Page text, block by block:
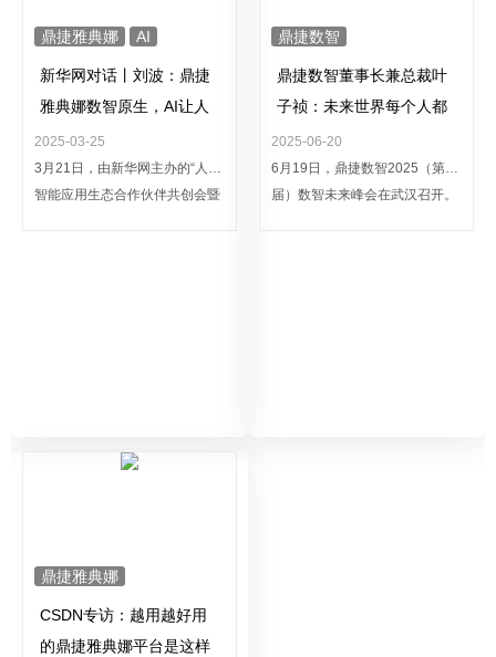
鼎捷雅典娜 AI
新华网对话丨刘波：鼎捷
雅典娜数智原生，AI让人
智慧工作乐享生活
2025-03-25
3月21日，由新华网主办的“人工
智能应用生态合作伙伴共创会暨
鼎捷数智
鼎捷数智董事长兼总裁叶
子祯：未来世界每个人都
会有不止一个智能体分身
2025-06-20
6月19日，鼎捷数智2025（第四
届）数智未来峰会在武汉召开。
鼎捷雅典娜
CSDN专访：越用越好用
的鼎捷雅典娜平台是这样